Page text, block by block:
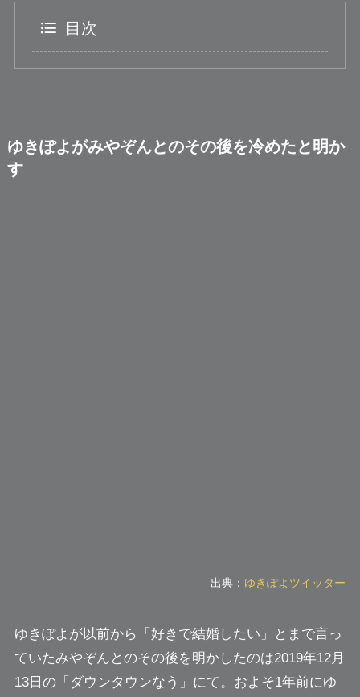
目次
ゆきぽよがみやぞんとのその後を冷めたと明か
す
出典： ゆきぽよツイッター
ゆきぽよが以前から 「好きで結婚したい」
とまで言っ
ていたみやぞんとのその後を明かしたのは2019年12月
13日の「ダウンタウンなう」にて。およそ1年前にゆ